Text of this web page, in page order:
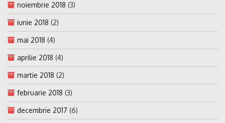
noiembrie 2018 (3)
iunie 2018 (2)
mai 2018 (4)
aprilie 2018 (4)
martie 2018 (2)
februarie 2018 (3)
decembrie 2017 (6)